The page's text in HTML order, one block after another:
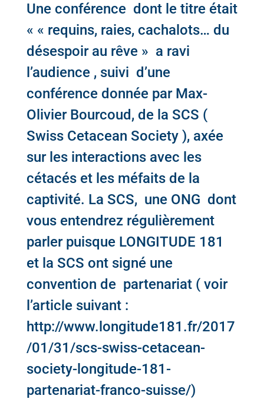
Une conférence dont le titre était
« « requins, raies, cachalots… du
désespoir au rêve » a ravi
l’audience , suivi d’une
conférence donnée par Max-
Olivier Bourcoud, de la SCS (
Swiss Cetacean Society ), axée
sur les interactions avec les
cétacés et les méfaits de la
captivité. La SCS, une ONG dont
vous entendrez régulièrement
parler puisque LONGITUDE 181
et la SCS ont signé une
convention de partenariat ( voir
l’article suivant :
http://www.longitude181.fr/2017
/01/31/scs-swiss-cetacean-
society-longitude-181-
partenariat-franco-suisse/)